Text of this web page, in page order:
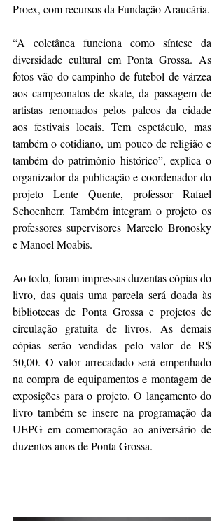
Proex, com recursos da Fundação Araucária.
“A coletânea funciona como síntese da
diversidade cultural em Ponta Grossa. As
fotos vão do campinho de futebol de várzea
aos campeonatos de skate, da passagem de
artistas renomados pelos palcos da cidade
aos festivais locais. Tem espetáculo, mas
também o cotidiano, um pouco de religião e
também do patrimônio histórico”, explica o
organizador da publicação e coordenador do
projeto Lente Quente, professor Rafael
Schoenherr. Também integram o projeto os
professores supervisores Marcelo Bronosky
e Manoel Moabis.
Ao todo, foram impressas duzentas cópias do
livro, das quais uma parcela será doada às
bibliotecas de Ponta Grossa e projetos de
circulação gratuita de livros. As demais
cópias serão vendidas pelo valor de R$
50,00. O valor arrecadado será empenhado
na compra de equipamentos e montagem de
exposições para o projeto. O lançamento do
livro também se insere na programação da
UEPG em comemoração ao aniversário de
duzentos anos de Ponta Grossa.